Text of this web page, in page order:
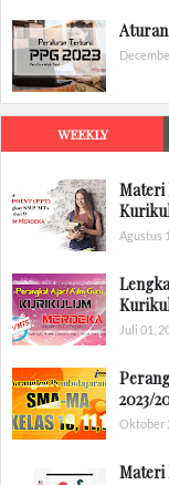
Aturan
WEEKLY
Materi
Agustus
Juli 01,
2023/
Oktober
Materi